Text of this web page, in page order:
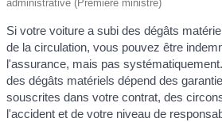
administrative (Première ministre)
Si votre voiture a subi des dégâts
de la circulation, vous pouvez être
l'assurance, mais pas
des dégâts matériels dépend des
souscrites dans votre contrat, des
l'accident et de votre niveau de